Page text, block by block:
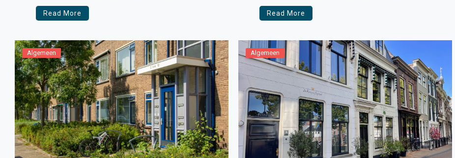
de keukentafel niet langer de ideale plek voor
klantgesprekken. Voor veel ondernemers en
teken dat je bedrijf […]
Read More
worstelen met een tekort aan ruimte. Een vol huis
kan voor onrust zorgen, terwijl een opgeruimde
Read More
Algemeen Algemeen